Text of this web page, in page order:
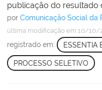
publicação do resultado
por Comunicação Social da
última modificação em 10/10/
registrado em: ESSENTIA
PROCESSO SELETIVO